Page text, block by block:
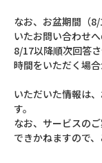
なお、お盆期間（
いたお問い合わせ
8/17以降順次回答
時間をいただく場合
いただいた情報は
す。
なお、サービスの
できかねますので、